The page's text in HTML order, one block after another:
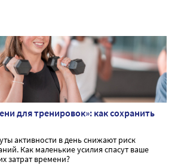
для тренировок»: как сохранить
активности в день снижают риск
Как маленькие усилия спасут ваше
затрат времени?